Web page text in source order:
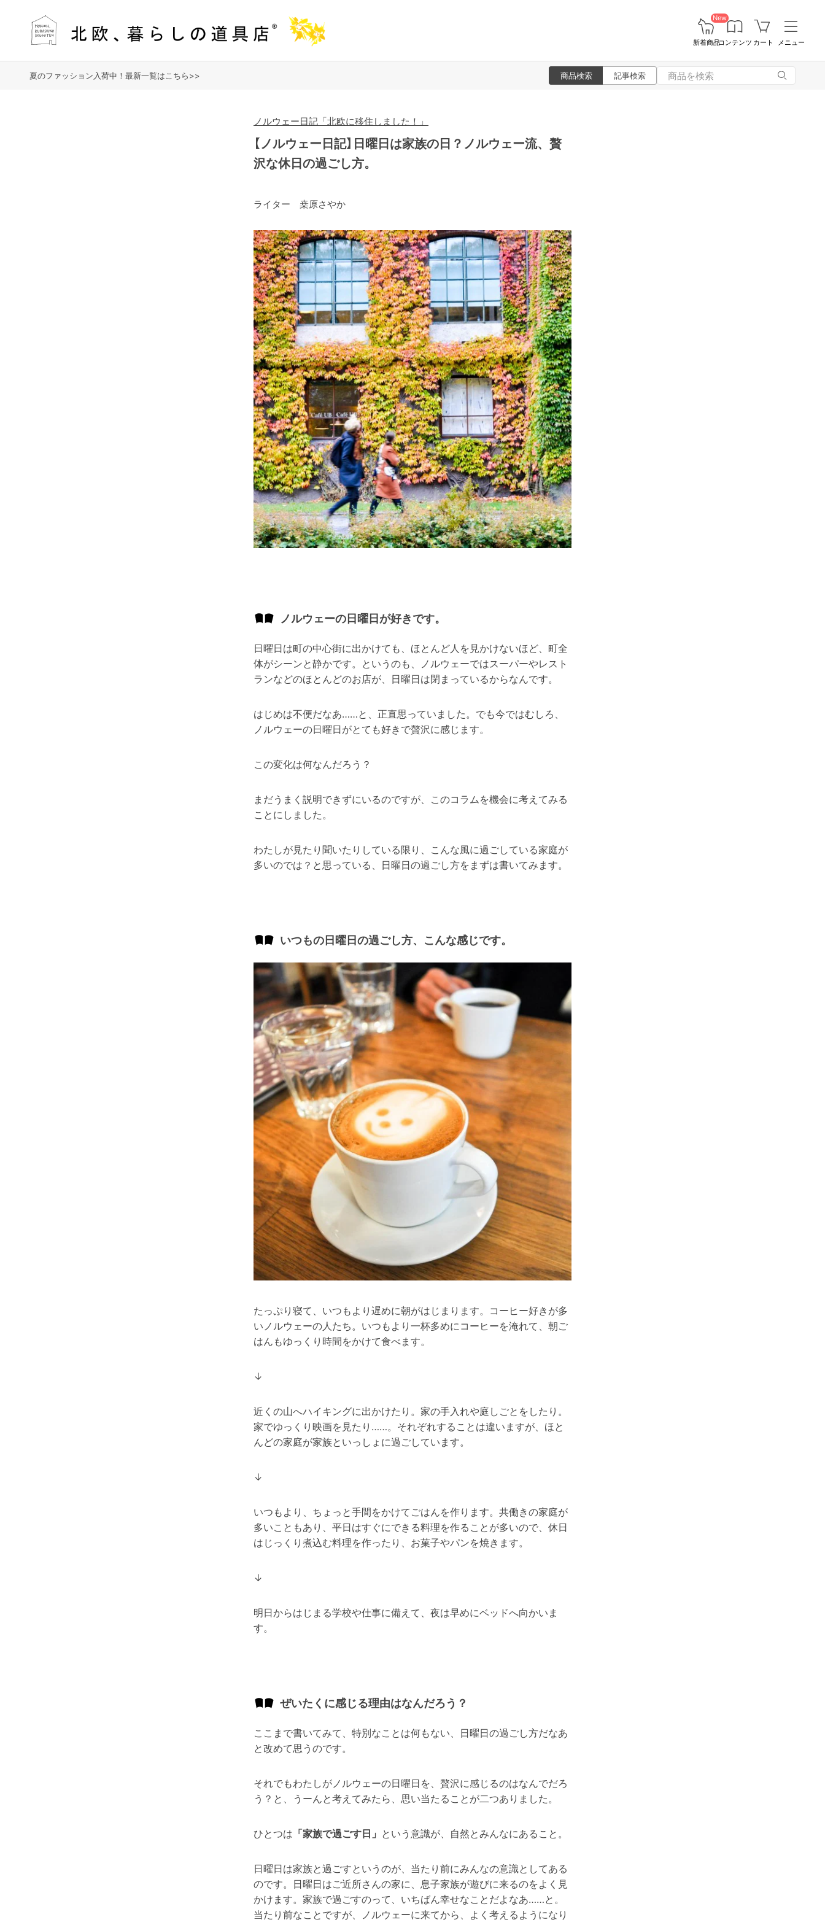
New
新着商品コンテンツ カート メニュー
夏のファッション入荷中！最新一覧はこちら>> 商品検索 記事検索
ノルウェー日記「北欧に移住しました！」
【ノルウェー日記】日曜日は家族の日？ノルウェー流、贅
沢な休日の過ごし方。
ライター 桒原さやか
ノルウェーの日曜日が好きです。
日曜日は町の中心街に出かけても、ほとんど人を見かけないほど、町全
体がシーンと静かです。というのも、ノルウェーではスーパーやレスト
ランなどのほとんどのお店が、日曜日は閉まっているからなんです。
はじめは不便だなあ……と、正直思っていました。でも今ではむしろ、
ノルウェーの日曜日がとても好きで贅沢に感じます。
この変化は何なんだろう？
まだうまく説明できずにいるのですが、このコラムを機会に考えてみる
ことにしました。
わたしが見たり聞いたりしている限り、こんな風に過ごしている家庭が
多いのでは？と思っている、日曜日の過ごし方をまずは書いてみます。
いつもの日曜日の過ごし方、こんな感じです。
たっぷり寝て、いつもより遅めに朝がはじまります。コーヒー好きが多
いノルウェーの人たち。いつもより一杯多めにコーヒーを淹れて、朝ご
はんもゆっくり時間をかけて食べます。
↓
近くの山へハイキングに出かけたり。家の手入れや庭しごとをしたり。
家でゆっくり映画を見たり……。それぞれすることは違いますが、ほと
んどの家庭が家族といっしょに過ごしています。
↓
いつもより、ちょっと手間をかけてごはんを作ります。共働きの家庭が
多いこともあり、平日はすぐにできる料理を作ることが多いので、休日
はじっくり煮込む料理を作ったり、お菓子やパンを焼きます。
↓
明日からはじまる学校や仕事に備えて、夜は早めにベッドへ向かいま
す。
ぜいたくに感じる理由はなんだろう？
ここまで書いてみて、特別なことは何もない、日曜日の過ごし方だなあ
と改めて思うのです。
それでもわたしがノルウェーの日曜日を、贅沢に感じるのはなんでだろ
う？と、うーんと考えてみたら、思い当たることが二つありました。
ひとつは 「家族で過ごす日」 という意識が、自然とみんなにあること。
日曜日は家族と過ごすというのが、当たり前にみんなの意識としてある
のです。日曜日はご近所さんの家に、息子家族が遊びに来るのをよく見
かけます。家族で過ごすのって、いちばん幸せなことだよなあ……と。
当たり前なことですが、ノルウェーに来てから、よく考えるようになり